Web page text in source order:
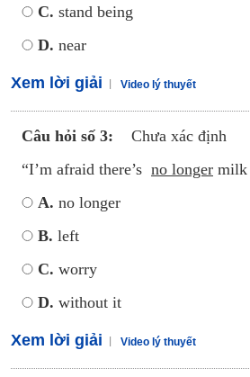
C. stand being
D. near
Xem lời giải Video lý thuyết
Câu hỏi số 3:
Chưa xác định
“I’m afraid there’s no longer milk
A. no longer
B. left
C. worry
D. without it
Xem lời giải Video lý thuyết